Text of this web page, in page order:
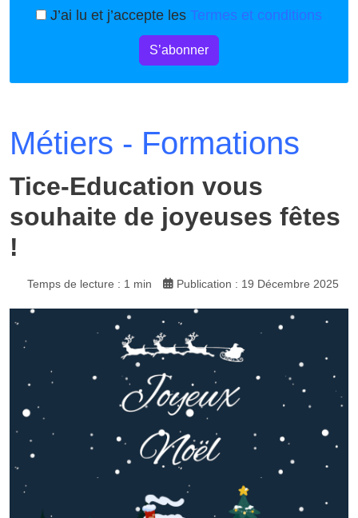
J’ai lu et j’accepte les Termes et conditions
S’abonner
Métiers - Formations
Tice-Education vous
souhaite de joyeuses fêtes
!
Temps de lecture : 1 min Publication : 19 Décembre 2025